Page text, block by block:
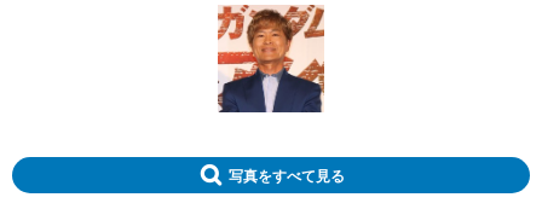
写真をすべて見る